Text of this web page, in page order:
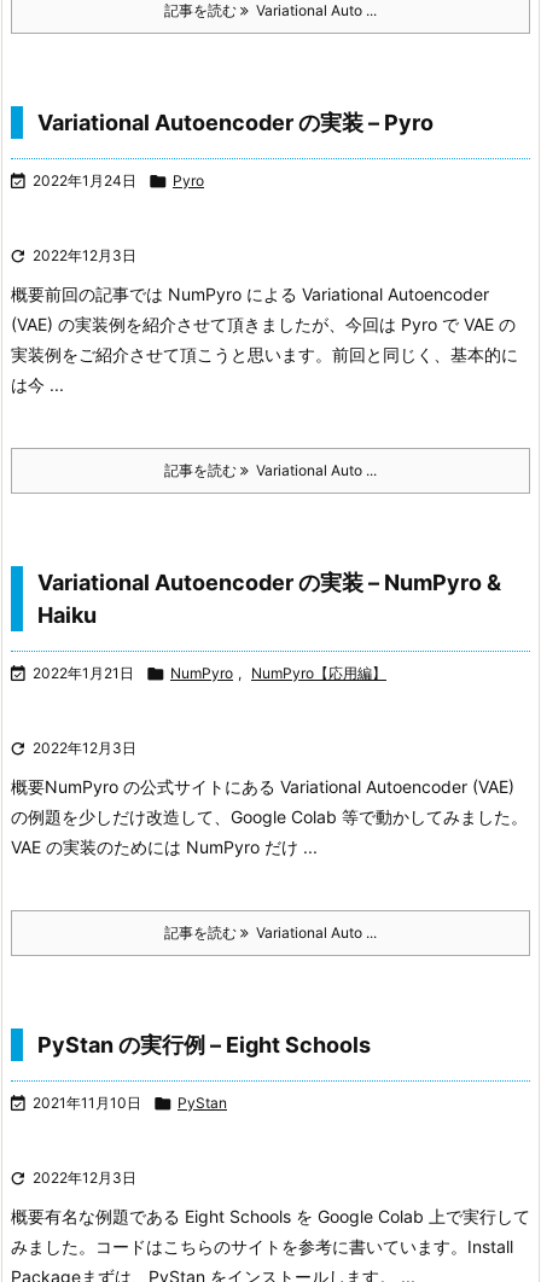
記事を読む Variational Auto ...
Variational Autoencoder の実装 – Pyro
 2022年1月24日  Pyro
 2022年12月3日
概要前回の記事では NumPyro による Variational Autoencoder
(VAE) の実装例を紹介させて頂きましたが、今回は Pyro で VAE の
実装例をご紹介させて頂こうと思います。前回と同じく、基本的に
は今 ...
記事を読む Variational Auto ...
Variational Autoencoder の実装 – NumPyro &
Haiku
 2022年1月21日  NumPyro , NumPyro【応用編】
 2022年12月3日
概要NumPyro の公式サイトにある Variational Autoencoder (VAE)
の例題を少しだけ改造して、Google Colab 等で動かしてみました。
VAE の実装のためには NumPyro だけ ...
記事を読む Variational Auto ...
PyStan の実行例 – Eight Schools
 2021年11月10日  PyStan
 2022年12月3日
概要有名な例題である Eight Schools を Google Colab 上で実行して
みました。コードはこちらのサイトを参考に書いています。 Install
Packageまずは、PyStan をインストールします。 ...